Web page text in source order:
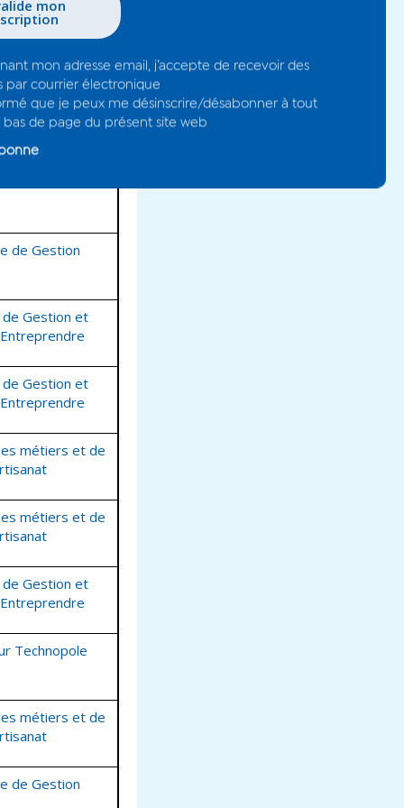
Métiers et de
CCIR
de Gestion
Gestion et
Gestion et
métiers et de
métiers et de
Gestion et
Technopole
métiers et de
de Gestion